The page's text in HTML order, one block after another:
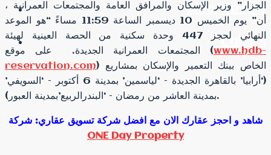
Who We Are
Call Us
الجزار” وزير الإسكان والمرافق العامة والمجتمعات العمرانية ،
أن” يوم الخميس 10 ديسمبر الساعة 11:59 مساءً “هو الموعد
النهائي لحجز 447 وحدة سكنية من الحصة العينية لهيئة
المجتمعات العمرانية الجديدة. على موقع (www.hdb-
reservation.com) الخاص ببنك التعمير والإسكان بمشاريع
(‘أرابيا’ بالقاهرة الجديدة – ‘لياسمين’ بمدينة 6 أكتوبر – ‘السويفي’
بمدينة العاشر من رمضان – ‘البندرالربيع’بمدينة العبور).
شاهد و احجز عقارك الان مع افضل شركة تسويق عقاري: شركة
ONE Day Property